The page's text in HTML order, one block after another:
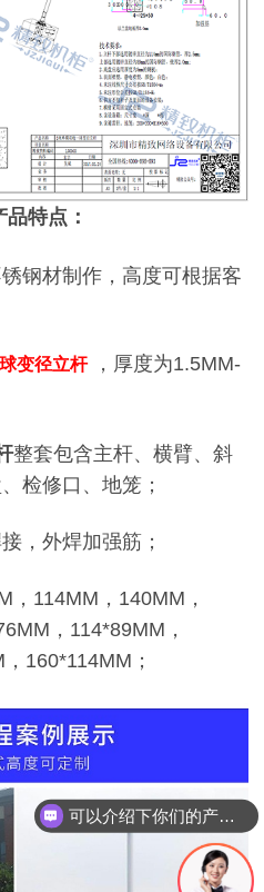
品特点：
钢材制作，高度可根据客
变径立杆
，厚度为1.5MM-
整套包含主杆、横臂、斜
检修口、地笼；
，外焊加强筋；
114MM，140MM，
，114*89MM，
160*114MM；
可以介绍下你们的产品么